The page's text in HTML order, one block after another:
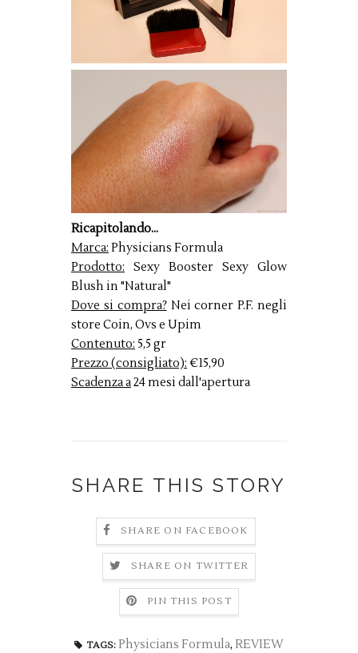
Ricapitolando...
Marca: Physicians Formula
Prodotto: Sexy Booster Sexy Glow
Blush in "Natural"
Dove si compra?Nei corner P.F. negli
store Coin, Ovs e Upim
Contenuto: 5,5 gr
Prezzo (consigliato): €15,90
Scadenza a24 mesi dall'apertura
SHARE THIS STORY
SHARE ON FACEBOOK
SHARE ON TWITTER
PIN THIS POST
TAGS: Physicians Formula, REVIEW